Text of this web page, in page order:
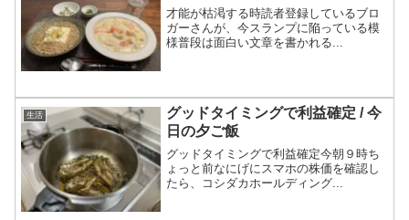
才能が枯渇する時読者登録しているブロ
ガーさんが、今スランプに陥っている模
様普段は面白い文章を書かれる...
生活
グッドタイミングで利益確定 / 今
日の夕ご飯
グッドタイミングで利益確定今朝９時ち
ょっと前なにげにスマホの株価を確認し
たら、コシダカホールディング...